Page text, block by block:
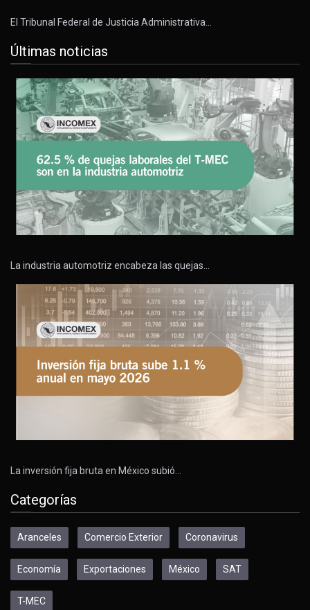
El Tribunal Federal de Justicia Administrativa…
Últimas noticias
La industria automotriz encabeza las quejas…
La inversión fija bruta en México subió…
Categorías
Aranceles Comercio Exterior Coronavirus
Economía Exportaciones México SAT
T-MEC